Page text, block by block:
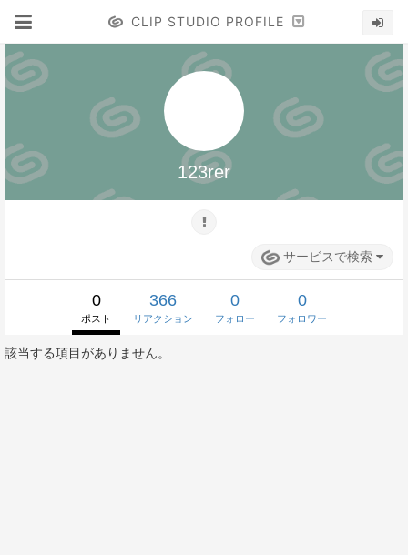
CLIP STUDIO PROFILE
123rer
サービスで検索
0
ポスト
366
リアクション
0
フォロー
0
フォロワー
該当する項目がありません。